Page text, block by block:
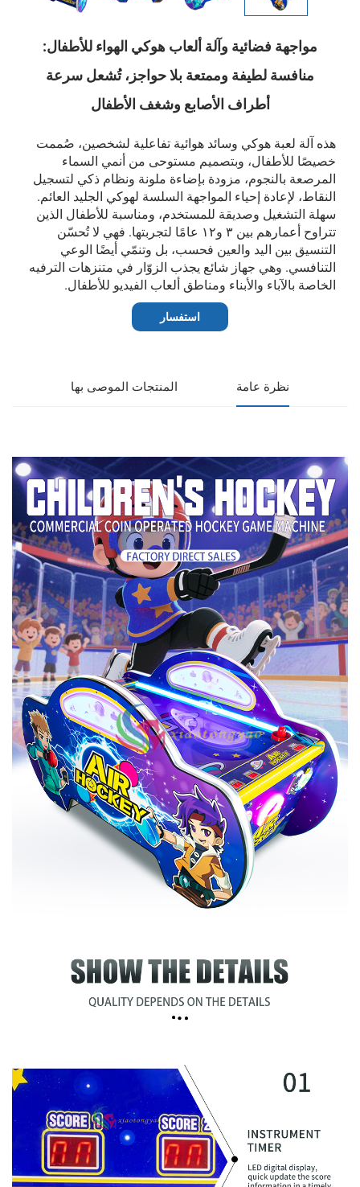
مواجهة فضائية وآلة ألعاب هوكي الهواء للأطفال:
منافسة لطيفة وممتعة بلا حواجز، تُشعل سرعة
أطراف الأصابع وشغف الأطفال
هذه آلة لعبة هوكي وسائد هوائية تفاعلية لشخصين، صُممت
خصيصًا للأطفال، وبتصميم مستوحى من أنمي السماء
المرصعة بالنجوم، مزودة بإضاءة ملونة ونظام ذكي لتسجيل
النقاط، لإعادة إحياء المواجهة السلسة لهوكي الجليد العائم.
سهلة التشغيل وصديقة للمستخدم، ومناسبة للأطفال الذين
تتراوح أعمارهم بين ٣ و١٢ عامًا لتجربتها. فهي لا تُحسّن
التنسيق بين اليد والعين فحسب، بل وتنمّي أيضًا الوعي
التنافسي. وهي جهاز شائع يجذب الزوّار في متنزهات الترفيه
الخاصة بالآباء والأبناء ومناطق ألعاب الفيديو للأطفال.
استفسار
نظرة عامة المنتجات الموصى بها